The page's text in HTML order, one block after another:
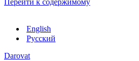
Перейти к содержимому
English
Русский
Darovat